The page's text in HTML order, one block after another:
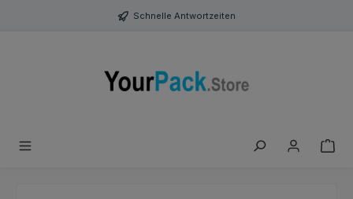
Zum Hauptinhalt springen Schnelle Antwortzeiten